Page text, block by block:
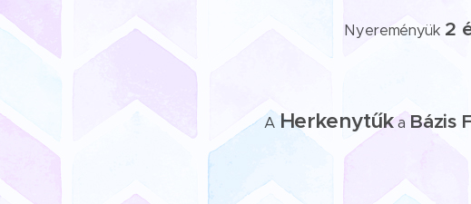
Nyereményük 2
A Herkenytűka Bázis